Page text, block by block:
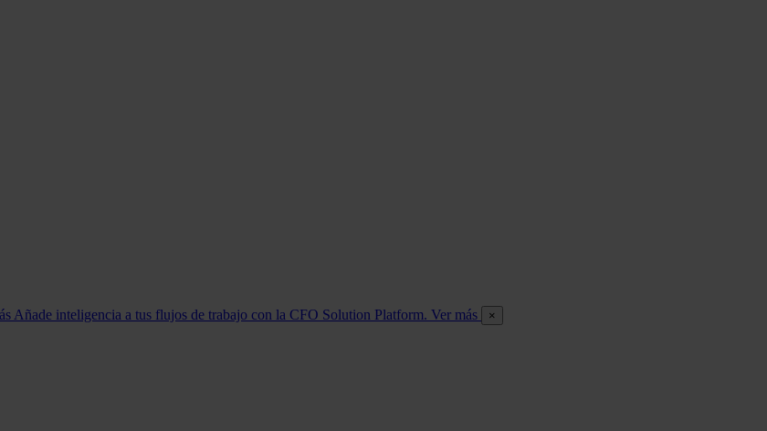
Añade inteligencia a tus flujos de trabajo con la CFO Solution Platform. Ver más ×